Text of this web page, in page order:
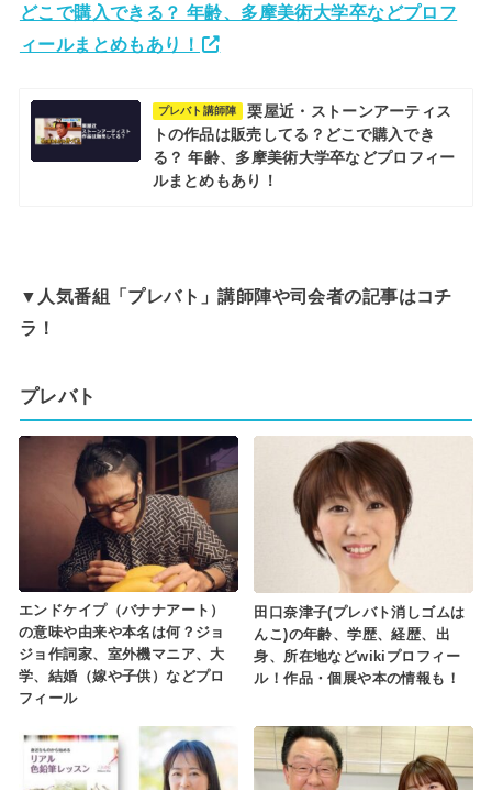
どこで購入できる？ 年齢、多摩美術大学卒などプロフ
ィールまとめもあり！
プレバト講師陣
栗屋近・ストーンアーティス
トの作品は販売してる？どこで購入でき
る？ 年齢、多摩美術大学卒などプロフィー
ルまとめもあり！
▼人気番組「プレバト」講師陣や司会者の記事はコチ
ラ！
プレバト
エンドケイプ（バナナアート）
の意味や由来や本名は何？ジョ
ジョ作詞家、室外機マニア、大
学、結婚（嫁や子供）などプロ
フィール
田口奈津子(プレバト消しゴムは
んこ)の年齢、学歴、経歴、出
身、所在地などwikiプロフィー
ル！作品・個展や本の情報も！